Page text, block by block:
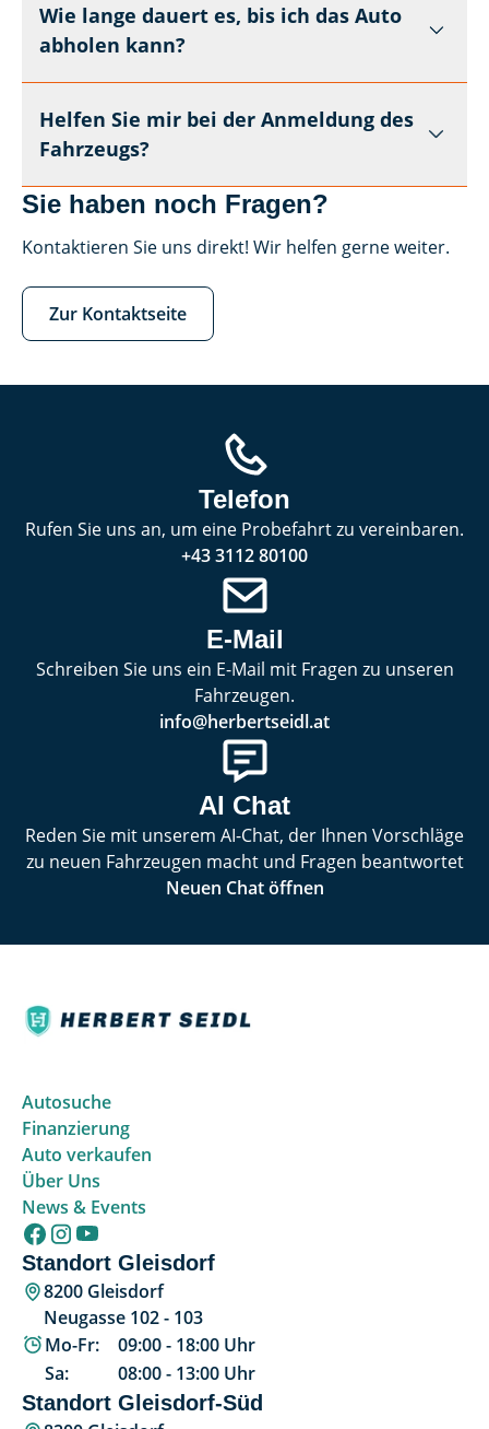
Wie lange dauert es, bis ich das Auto
abholen kann?
Helfen Sie mir bei der Anmeldung des
Fahrzeugs?
Sie haben noch Fragen?
Kontaktieren Sie uns direkt! Wir helfen gerne weiter.
Zur Kontaktseite
Telefon
Rufen Sie uns an, um eine Probefahrt zu vereinbaren.
+43 3112 80100
E-Mail
Schreiben Sie uns ein E-Mail mit Fragen zu unseren
Fahrzeugen.
info@herbertseidl.at
AI Chat
Reden Sie mit unserem AI-Chat, der Ihnen Vorschläge
zu neuen Fahrzeugen macht und Fragen beantwortet
Neuen Chat öffnen
Autosuche
Finanzierung
Auto verkaufen
Über Uns
News & Events
Standort Gleisdorf
8200 Gleisdorf
Neugasse 102 - 103
Mo-Fr:
09:00- 18:00 Uhr
Sa:
08:00- 13:00 Uhr
Standort Gleisdorf-Süd